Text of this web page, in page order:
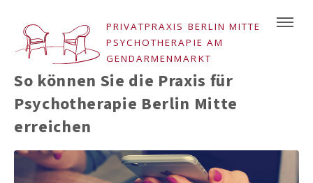
PRIVATPRAXIS BERLIN MITTE
PSYCHOTHERAPIE AM
GENDARMENMARKT
So können Sie die Praxis für
Psychotherapie Berlin Mitte
erreichen